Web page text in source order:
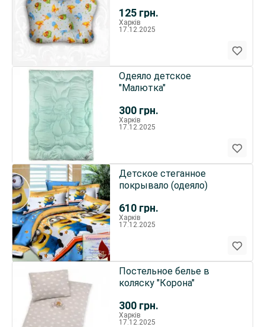
125 грн.
Харків
17.12.2025
300 грн.
Одеяло детское
"Малютка"
Харків
17.12.2025
610 грн.
Детское стеганное
покрывало (одеяло)
Харків
17.12.2025
300 грн.
Постельное белье в
коляску "Корона"
Харків
17.12.2025